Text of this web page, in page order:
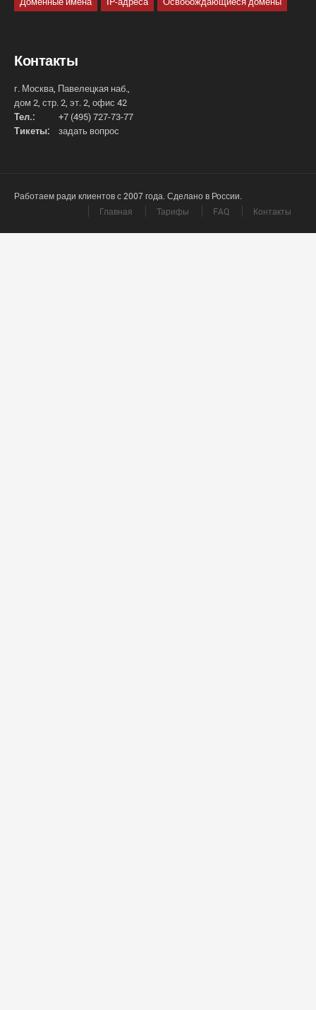
Контакты
г. Москва, Павелецкая наб.,
дом 2, стр. 2, эт. 2, офис 42
Тел.:
+7 (495) 727-73-77
Тикеты:
задать вопрос
Работаем ради клиентов с 2007 года. Сделано в России.
Главная
Тарифы FAQ Контакты